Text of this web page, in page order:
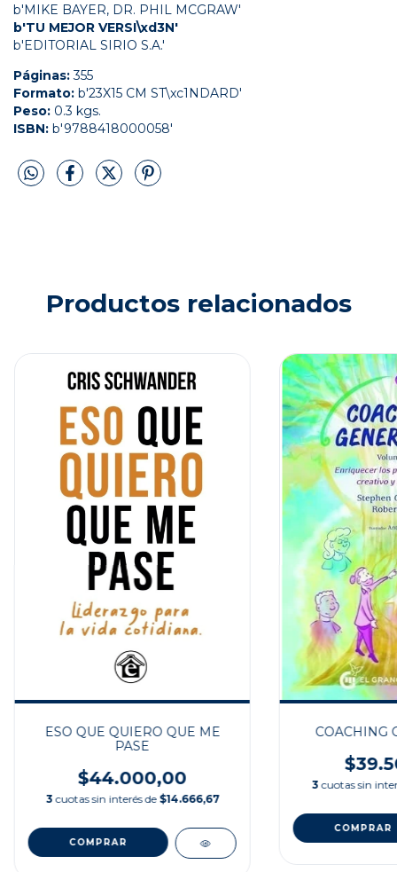
b'MIKE BAYER, DR. PHIL MCGRAW'
b'TU MEJOR VERSI\xd3N'
b'EDITORIAL SIRIO S.A.'
Páginas:355
Formato: b'23X15 CM ST\xc1NDARD'
Peso: 0.3 kgs.
ISBN: b'9788418000058'
Productos relacionados
ESO QUE QUIERO QUE ME
PASE
$44.000,00
3 cuotas sin interés de $14.666,67
COACHING
3 cuotas sin